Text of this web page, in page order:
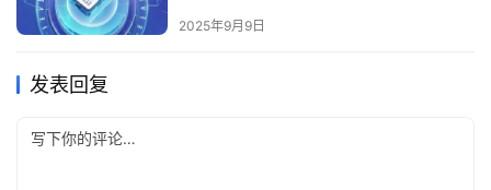
2025年9月9日
发表回复